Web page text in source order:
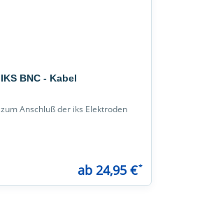
IKS BNC - Kabel
zum Anschluß der iks Elektroden
ab 24,95 €*